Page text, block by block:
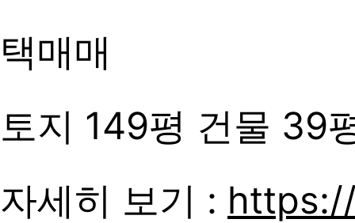
택매매
토지 149평 건물 39
자세히 보기 :